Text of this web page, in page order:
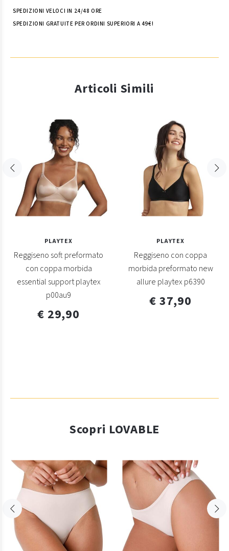
SPEDIZIONI VELOCI IN 24/48 ORE
SPEDIZIONI GRATUITE PER ORDINI SUPERIORI A 49€!
Articoli Simili
PLAYTEX
Reggiseno soft preformato
con coppa morbida
essential support playtex
p00au9
€ 29,90
PLAYTEX
Reggiseno con coppa
morbida preformato new
allure playtex p6390
€ 37,90
Scopri LOVABLE